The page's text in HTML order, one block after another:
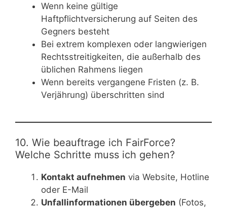
Wenn keine gültige
Haftpflichtversicherung auf Seiten des
Gegners besteht
Bei extrem komplexen oder langwierigen
Rechtsstreitigkeiten, die außerhalb des
üblichen Rahmens liegen
Wenn bereits vergangene Fristen (z. B.
Verjährung) überschritten sind
10. Wie beauftrage ich FairForce?
Welche Schritte muss ich gehen?
Kontakt aufnehmen via Website, Hotline
oder E-Mail
Unfallinformationen übergeben (Fotos,